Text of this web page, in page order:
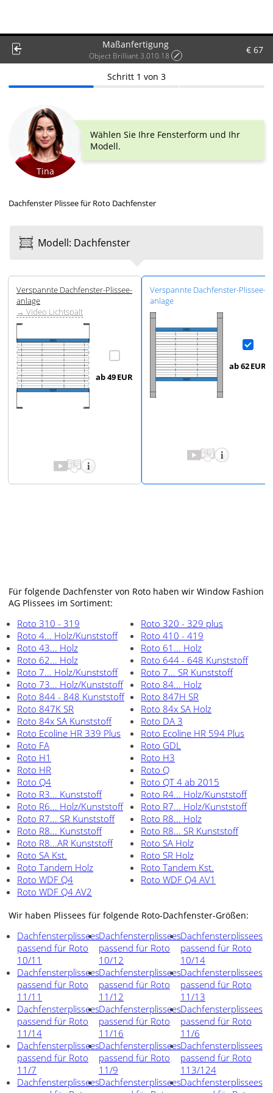
Maßanfertigung
Object Brilliant 3.010.18
€ 67
Schritt 1 von 3
Tina
Wählen Sie Ihre Fensterform und Ihr
Modell.
Dachfenster Plissee für Roto Dachfenster
Modell: Dach­fenster
Ver­spannte Dach­fenster-Plissee­
anlage
→ Video Lichtspalt
ab 49EUR
Ver­spannte Dach­fenster-Plissee­
anlage
ab 62EUR
Für folgende Dachfenster von Roto haben wir Window Fashion
AG Plissees im Sortiment:
Roto 310 - 319
Roto 320 - 329 plus
Roto 4... Holz/Kunststoff
Roto 410 - 419
Roto 43... Holz
Roto 61... Holz
Roto 62... Holz
Roto 644 - 648 Kunststoff
Roto 7... Holz/Kunststoff
Roto 7... SR Kunststoff
Roto 73... Holz/Kunststoff
Roto 84... Holz
Roto 844 - 848 Kunststoff
Roto 847H SR
Roto 847K SR
Roto 84x SA Holz
Roto 84x SA Kunststoff
Roto DA 3
Roto Ecoline HR 339 Plus
Roto Ecoline HR 594 Plus
Roto FA
Roto GDL
Roto H1
Roto H3
Roto HR
Roto Q
Roto Q4
Roto QT 4 ab 2015
Roto R3... Kunststoff
Roto R4... Holz/Kunststoff
Roto R6... Holz/Kunststoff
Roto R7... Holz/Kunststoff
Roto R7... SR Kunststoff
Roto R8... Holz
Roto R8... Kunststoff
Roto R8... SR Kunststoff
Roto R8...AR Kunststoff
Roto SA Holz
Roto SA Kst.
Roto SR Holz
Roto Tandem Holz
Roto Tandem Kst.
Roto WDF Q4
Roto WDF Q4 AV1
Roto WDF Q4 AV2
Wir haben Plissees für folgende Roto-Dachfenster-Größen:
Dachfensterplissees
passend für Roto
10/11
Dachfensterplissees
passend für Roto
10/12
Dachfensterplissees
passend für Roto
10/14
Dachfensterplissees
passend für Roto
11/11
Dachfensterplissees
passend für Roto
11/12
Dachfensterplissees
passend für Roto
11/13
Dachfensterplissees
passend für Roto
11/14
Dachfensterplissees
passend für Roto
11/16
Dachfensterplissees
passend für Roto
11/6
Dachfensterplissees
passend für Roto
11/7
Dachfensterplissees
passend für Roto
11/9
Dachfensterplissees
passend für Roto
113/124
DachfensterplisseesDachfensterplisseesDachfensterplissees